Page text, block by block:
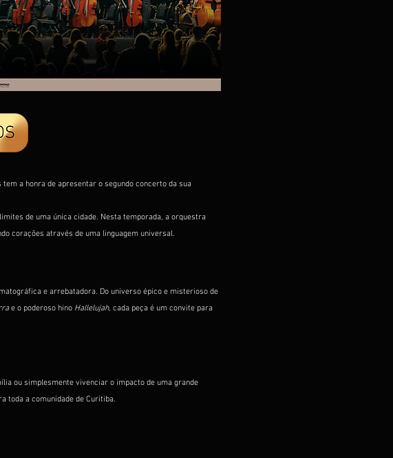
a honra de apresentar o segundo concerto da sua
de uma única cidade. Nesta temporada, a orquestra
corações através de uma linguagem universal.
e arrebatadora. Do universo épico e misterioso de
e o poderoso hino Hallelujah, cada peça é um convite para
ou simplesmente vivenciar o impacto de uma grande
toda a comunidade de Curitiba.